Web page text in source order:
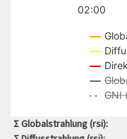
GNI
02:00
End of interactive
Σ Globalstrahlung (rsi):